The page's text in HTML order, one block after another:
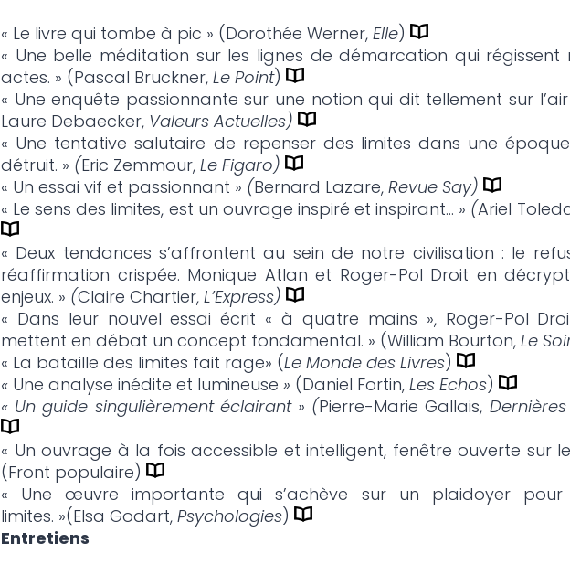
« Le livre qui tombe à pic » (Dorothée Werner, Elle)
« Une belle méditation sur les lignes de démarcation qui régissent
actes. » (Pascal Bruckner, Le Point)
« Une enquête passionnante sur une notion qui dit tellement sur
Laure Debaecker, Valeurs Actuelles)
« Une tentative salutaire de repenser des limites dans une
détruit. » (Eric Zemmour, Le Figaro)
« Un essai vif et passionnant » (Bernard Lazare, Revue Say)
« Le sens des limites, est un ouvrage inspiré et inspirant… » (Ariel
« Deux tendances s’affrontent au sein de notre civilisation : le
réaffirmation crispée. Monique Atlan et Roger-Pol Droit en
enjeux. » (Claire Chartier, L’Express)
« Dans leur nouvel essai écrit « à quatre mains », Roger-Pol
mettent en débat un concept fondamental. » (William Bourton, Le
« La bataille des limites fait rage» (Le Monde des Livres)
« Une analyse inédite et lumineuse » (Daniel Fortin, Les Echos)
« Un guide singulièrement éclairant » (Pierre-Marie Gallais,
« Un ouvrage à la fois accessible et intelligent, fenêtre ouverte sur
(Front populaire)
« Une œuvre importante qui s’achève sur un plaidoyer
limites. »(Elsa Godart, Psychologies)
Entretiens